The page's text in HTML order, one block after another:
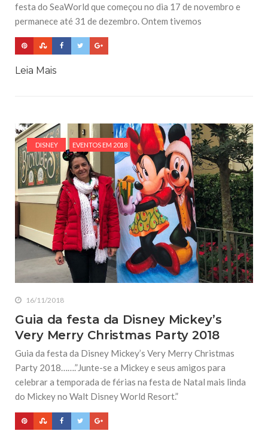
festa do SeaWorld que começou no dia 17 de novembro e
permanece até 31 de dezembro. Ontem tivemos
Leia Mais
DISNEY EVENTOS EM 2018
16/11/2018
Guia da festa da Disney Mickey’s
Very Merry Christmas Party 2018
Guia da festa da Disney Mickey’s Very Merry Christmas
Party 2018…….”Junte-se a Mickey e seus amigos para
celebrar a temporada de férias na festa de Natal mais linda
do Mickey no Walt Disney World Resort.”